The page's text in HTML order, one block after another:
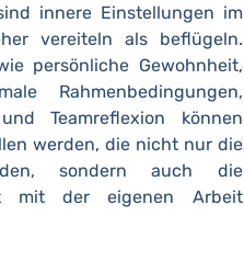
innere Einstellungen im
vereiteln als beflügeln.
persönliche Gewohnheit,
Rahmenbedingungen,
Teamreflexion können
werden, die nicht nur die
sondern auch die
mit der eigenen Arbeit